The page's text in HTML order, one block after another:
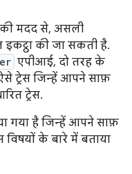
की मदद से, असली
इकट्ठा की जा सकती है.
एपीआई, दो तरह के
ट्रेस जिन्हें आपने साफ़
ट्रेस.
गया है जिन्हें आपने साफ़
के बारे में बताया